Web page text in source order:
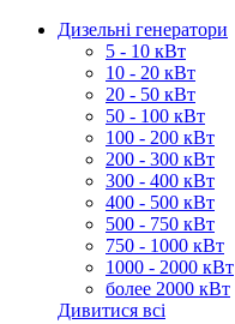
Дизельні генератори
5 - 10 кВт
10 - 20 кВт
20 - 50 кВт
50 - 100 кВт
100 - 200 кВт
200 - 300 кВт
300 - 400 кВт
400 - 500 кВт
500 - 750 кВт
750 - 1000 кВт
1000 - 2000 кВт
более 2000 кВт
Дивитися всі